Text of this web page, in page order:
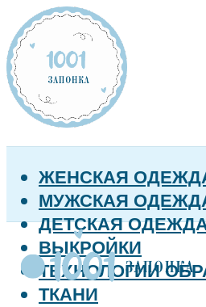
ЖЕНСКАЯ
МУЖСКАЯ
ДЕТСКАЯ
ВЫКРОЙКИ
ТЕХНОЛОГИИ
ТКАНИ